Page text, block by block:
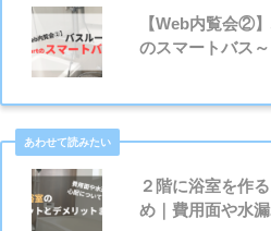
【Web内覧会②
のスマートバス～
２階に浴室を作
め｜費用面や水